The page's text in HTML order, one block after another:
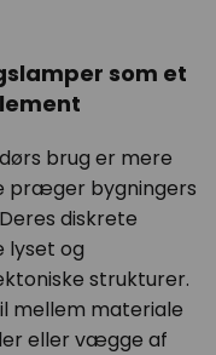
som et
brug er mere
præger bygningers
diskrete
lyset og
strukturer.
mellem materiale
eller vægge af